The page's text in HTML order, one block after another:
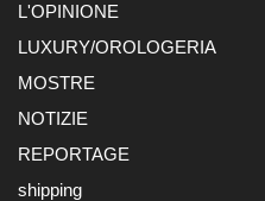
L'OPINIONE
LUXURY/OROLOGERIA
MOSTRE
NOTIZIE
REPORTAGE
shipping